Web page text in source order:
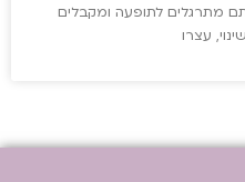
מתרגלים לתופעה ומקבלים
עצרו